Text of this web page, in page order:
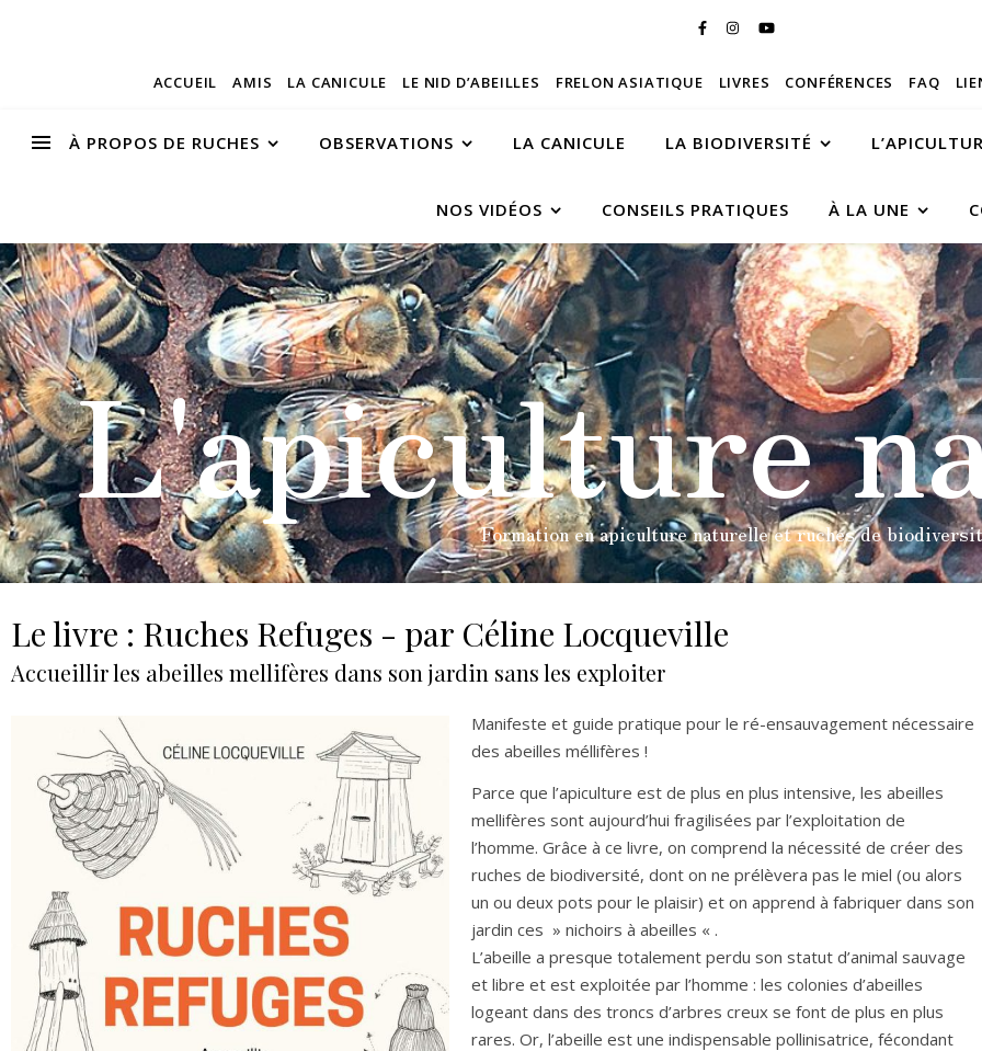
ACCUEIL AMIS LA CANICULE LE NID D’ABEILLES FRELON ASIATIQUE LIVRES CONFÉRENCES FAQ
À PROPOS DE RUCHES OBSERVATIONS LA CANICULE LA BIODIVERSITÉ
NOS VIDÉOS CONSEILS PRATIQUES À LA UNE
L'apiculture
Formation en apiculture naturelle et ruches de
Le livre : Ruches Refuges - par Céline Locqueville
Accueillir les abeilles mellifères dans son jardin sans les exploiter
Manifeste et guide pratique pour le ré-ensauvagement nécessaire
des abeilles méllifères !
Parce que l’apiculture est de plus en plus intensive, les abeilles
mellifères sont aujourd’hui fragilisées par l’exploitation de
l’homme. Grâce à ce livre, on comprend la nécessité de créer des
ruches de biodiversité, dont on ne prélèvera pas le miel (ou alors
un ou deux pots pour le plaisir) et on apprend à fabriquer dans son
jardin ces » nichoirs à abeilles « .
L’abeille a presque totalement perdu son statut d’animal sauvage
et libre et est exploitée par l’homme : les colonies d’abeilles
logeant dans des troncs d’arbres creux se font de plus en plus
rares. Or, l’abeille est une indispensable pollinisatrice, fécondant